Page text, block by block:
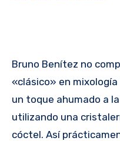
Bruno Benítez no
«clásico» en mixología
un toque ahumado a
utilizando una
cóctel. Así